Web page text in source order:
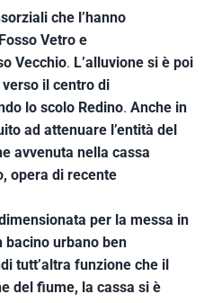
che l’hanno
Vetro e
Vecchio. L’alluvione si è poi
il centro di
lo scolo Redino. Anche in
ad attenuare l’entità del
avvenuta nella cassa
opera di recente
per la messa in
bacino urbano ben
tutt’altra funzione che il
del fiume, la cassa si è